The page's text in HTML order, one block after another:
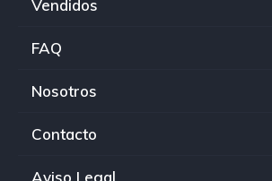
Vendidos
FAQ
Nosotros
Contacto
Aviso Legal